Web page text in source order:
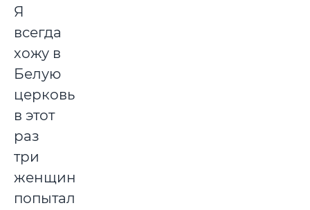
Я
всегда
хожу в
Белую
церковь,
в этот
раз
три
женщины
попытались